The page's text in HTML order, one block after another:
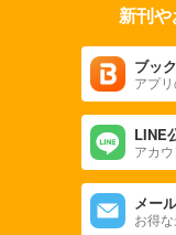
新刊
ブッ
アプ
LINE
アカ
メー
お得